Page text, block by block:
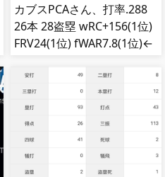
カブスPCAさん、打率.288
26本 28盗塁 wRC+156(1位)
FRV24(1位) fWAR7.8(1位)←